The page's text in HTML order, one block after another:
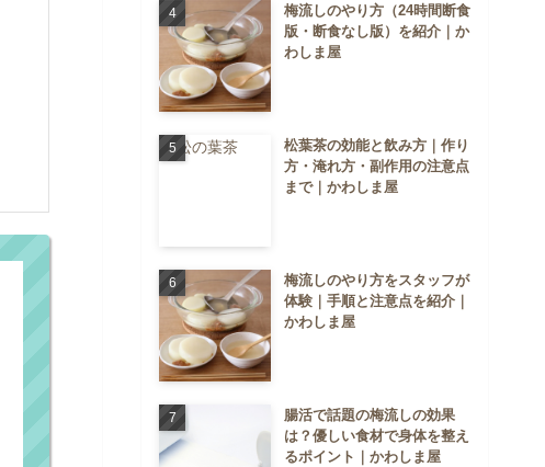
梅流しのやり方（24時間断食
版・断食なし版）を紹介｜か
わしま屋
松葉茶の効能と飲み方｜作り
方・淹れ方・副作用の注意点
まで｜かわしま屋
梅流しのやり方をスタッフが
体験｜手順と注意点を紹介｜
かわしま屋
腸活で話題の梅流しの効果
は？優しい食材で身体を整え
るポイント｜かわしま屋